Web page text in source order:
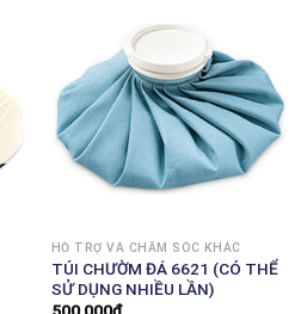
HỖ TRỢ VÀ CHĂM SÓC KHÁC
TÚI CHƯỜM ĐÁ 6621 (CÓ THỂ
SỬ DỤNG NHIỀU LẦN)